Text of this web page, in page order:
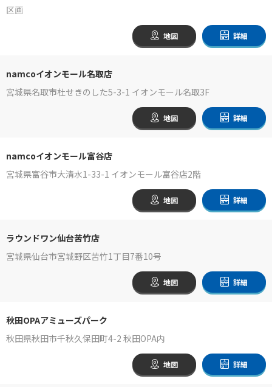
区画
地図 詳細
namcoイオンモール名取店
宮城県名取市杜せきのした5-3-1 イオンモール名取3F
地図 詳細
namcoイオンモール富谷店
宮城県富谷市大清水1-33-1 イオンモール富谷店2階
地図 詳細
ラウンドワン仙台苦竹店
宮城県仙台市宮城野区苦竹1丁目7番10号
地図 詳細
秋田OPAアミューズパーク
秋田県秋田市千秋久保田町4-2 秋田OPA内
地図 詳細